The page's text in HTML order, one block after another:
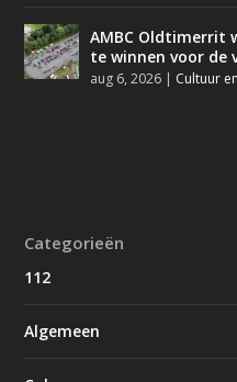
AMBC Oldtimerrit
te winnen voor de
aug 6, 2026 | Cultuur
Categorieën
112
Algemeen